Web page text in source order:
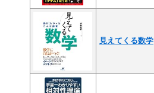
見えてくる数学